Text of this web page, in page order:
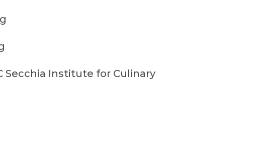
Secchia Institute for Culinary